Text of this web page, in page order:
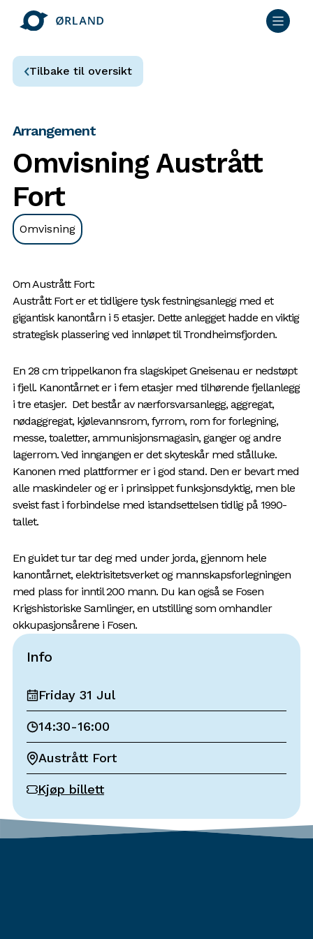
Tilbake til oversikt
Arrangement
Omvisning Austrått
Fort
Omvisning
Om Austrått Fort:
Austrått Fort er et tidligere tysk festningsanlegg med et
gigantisk kanontårn i 5 etasjer. Dette anlegget hadde en viktig
strategisk plassering ved innløpet til Trondheimsfjorden.
En 28 cm trippelkanon fra slagskipet Gneisenau er nedstøpt
i fjell. Kanontårnet er i fem etasjer med tilhørende fjellanlegg
i tre etasjer. Det består av nærforsvarsanlegg, aggregat,
nødaggregat, kjølevannsrom, fyrrom, rom for forlegning,
messe, toaletter, ammunisjonsmagasin, ganger og andre
lagerrom. Ved inngangen er det skyteskår med stålluke.
Kanonen med plattformer er i god stand. Den er bevart med
alle maskindeler og er i prinsippet funksjonsdyktig, men ble
sveist fast i forbindelse med istandsettelsen tidlig på 1990-
tallet.
En guidet tur tar deg med under jorda, gjennom hele
kanontårnet, elektrisitetsverket og mannskapsforlegningen
med plass for inntil 200 mann. Du kan også se Fosen
Krigshistoriske Samlinger, en utstilling som omhandler
okkupasjonsårene i Fosen.
Info
Friday 31 Jul
14:30-16:00
Austrått Fort
Kjøp billett